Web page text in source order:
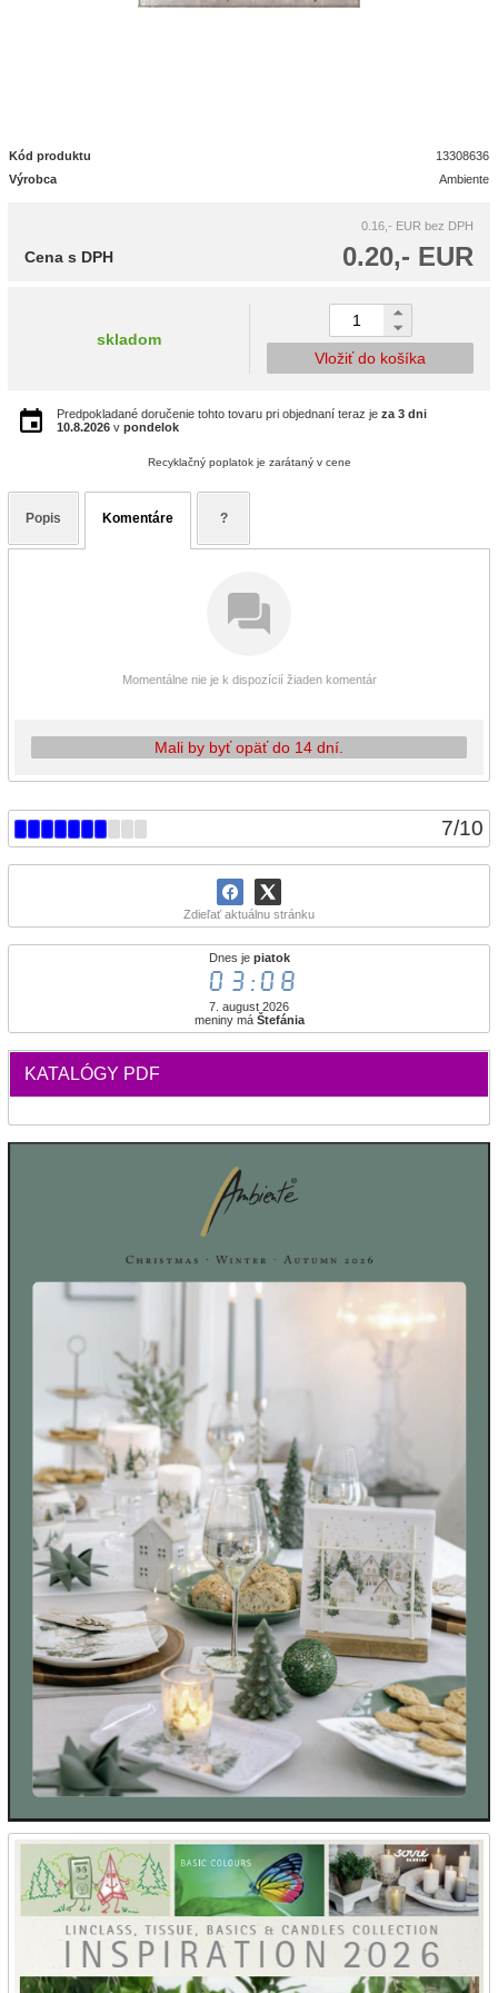
7/10
Zdieľať aktuálnu stránku
Dnes je piatok
03:08
7. august 2026
meniny má Štefánia
KATALÓGY PDF
Kód produktu
13308636
Výrobca
Ambiente
0.16,- EUR bez DPH
0.20,- EUR
Cena s DPH
skladom
Vložiť do košíka
Predpokladané doručenie tohto tovaru pri objednaní teraz je za 3 dni
10.8.2026 v pondelok
Recyklačný poplatok je zarátaný v cene
Popis Komentáre ?
Momentálne nie je k dispozícií žiaden komentár
Mali by byť opäť do 14 dní.